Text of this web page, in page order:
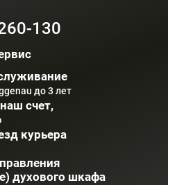
130
до 3 лет
счет,
курьера
духового шкафа